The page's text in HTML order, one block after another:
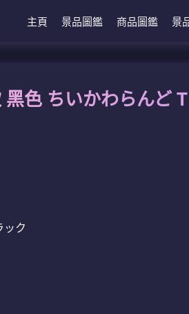
主頁 景品圖鑑 商品圖鑑 景
色 ちいかわらんど
ック